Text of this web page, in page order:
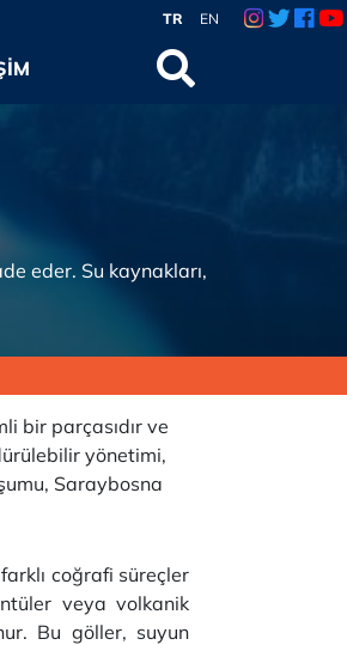
TR EN
eder. Su kaynakları,
bir parçasıdır ve
yönetimi,
Saraybosna
coğrafi süreçler
veya volkanik
Bu göller, suyun